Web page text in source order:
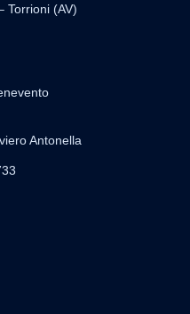
Torrioni (AV)
Antonella